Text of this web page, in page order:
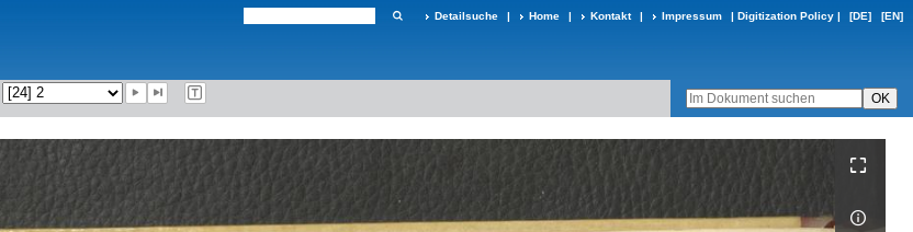
Detailsuche | Home | Kontakt | Impressum | Digitization Policy | [DE] [EN]